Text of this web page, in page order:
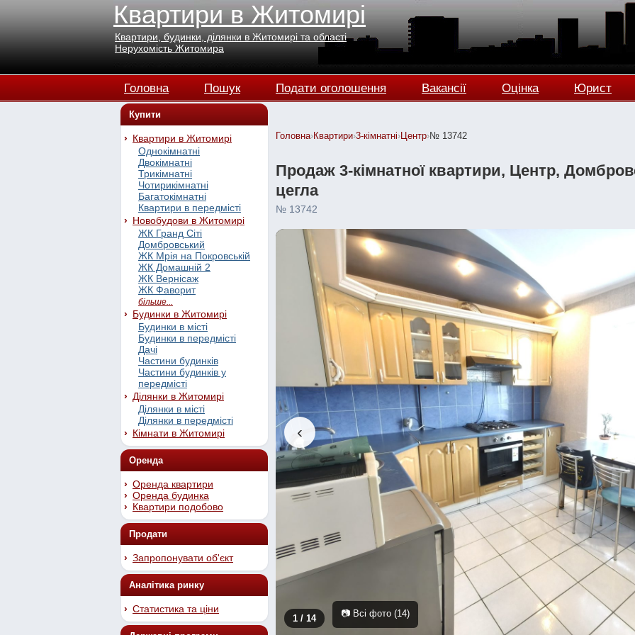
Квартири в Житомирі
Квартири, будинки, ділянки в Житомирі та області
Нерухомість Житомира
Головна Пошук Подати оголошення Вакансії Оцінка Юрист
Купити
Квартири в Житомирі
Однокімнатні
Двокімнатні
Трикімнатні
Чотирикімнатні
Багатокімнатні
Квартири в передмісті
Новобудови в Житомирі
ЖК Гранд Сіті
Домбровський
ЖК Мрія на Покровській
ЖК Домашній 2
ЖК Вернісаж
ЖК Фаворит
більше...
Будинки в Житомирі
Будинки в місті
Будинки в передмісті
Дачі
Частини будинків
Частини будинків у
передмісті
Ділянки в Житомирі
Ділянки в місті
Ділянки в передмісті
Кімнати в Житомирі
Оренда
Оренда квартири
Оренда будинка
Квартири подобово
Продати
Запропонувати об'єкт
Аналітика ринку
Статистика та ціни
Головна›Квартири›3-кімнатні›Центр›№ 13742
Продаж 3-кімнатної квартири, Центр,
цегла
№ 13742
‹
1 / 14 📷 Всі фото (14)